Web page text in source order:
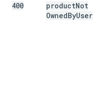
400 productNot
OwnedByUser